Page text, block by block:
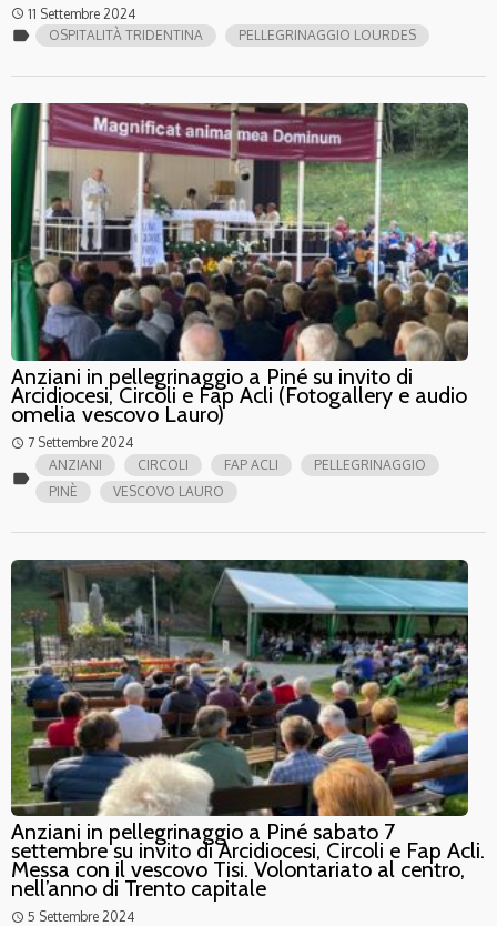
access_time 11 Settembre 2024
label OSPITALITÀ TRIDENTINA PELLEGRINAGGIO LOURDES
Anziani in pellegrinaggio a Piné su invito di
Arcidiocesi, Circoli e Fap Acli (Fotogallery e audio
omelia vescovo Lauro)
access_time 7 Settembre 2024
label
ANZIANI CIRCOLI FAP ACLI
PELLEGRINAGGIO
PINÈ
VESCOVO LAURO
Anziani in pellegrinaggio a Piné sabato 7
settembre su invito di Arcidiocesi, Circoli e Fap Acli.
Messa con il vescovo Tisi. Volontariato al centro,
nell’anno di Trento capitale
access_time 5 Settembre 2024